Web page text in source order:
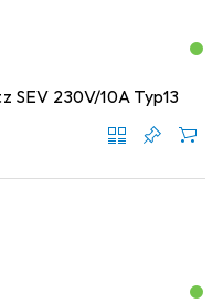
SEV 230V/10A Typ13